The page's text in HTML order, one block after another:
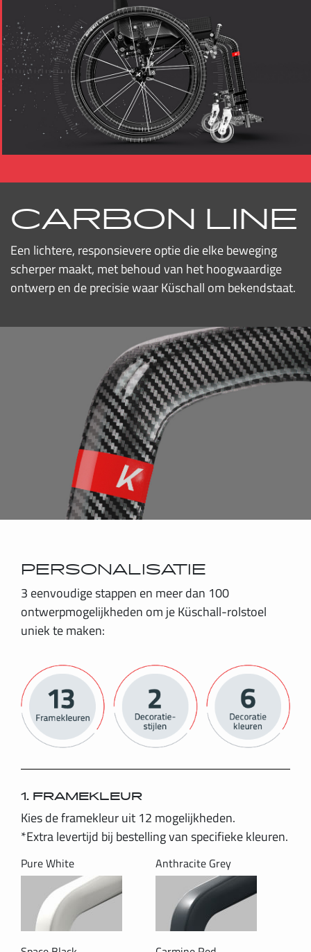
CARBON LINE
Een lichtere, responsievere optie die elke beweging
scherper maakt, met behoud van het hoogwaardige
ontwerp en de precisie waar Küschall om bekendstaat.
PERSONALISATIE
3 eenvoudige stappen en meer dan 100
ontwerpmogelijkheden om je Küschall-rolstoel
uniek te maken:
1. FRAMEKLEUR
Kies de framekleur uit 12 mogelijkheden.
*Extra levertijd bij bestelling van specifieke kleuren.
Pure White Anthracite Grey